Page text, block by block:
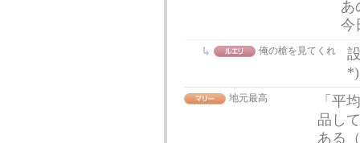
あ
今
俺の槍を見てくれ
地元最高
「平
品し
ある